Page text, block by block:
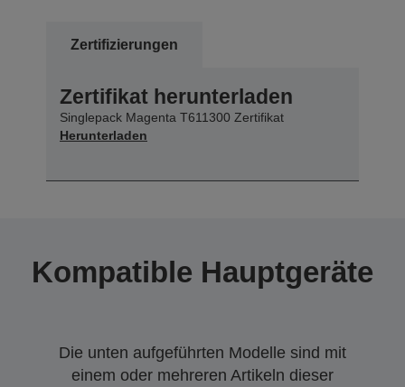
Zertifizierungen
Zertifikat herunterladen
Singlepack Magenta T611300 Zertifikat
Herunterladen
Kompatible Hauptgeräte
Die unten aufgeführten Modelle sind mit
einem oder mehreren Artikeln dieser